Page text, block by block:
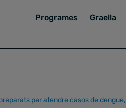
Programes Graella
per atendre casos de